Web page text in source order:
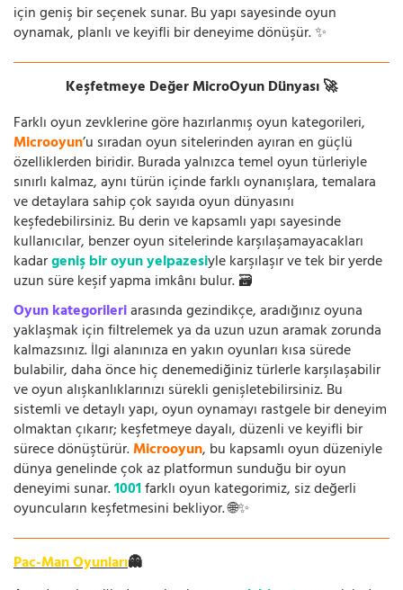
için geniş bir seçenek sunar. Bu yapı sayesinde oyun
oynamak, planlı ve keyifli bir deneyime dönüşür. ✨
Keşfetmeye Değer MicroOyun Dünyası 🚀
Farklı oyun zevklerine göre hazırlanmış oyun kategorileri,
Microoyun’u sıradan oyun sitelerinden ayıran en güçlü
özelliklerden biridir. Burada yalnızca temel oyun türleriyle
sınırlı kalmaz, aynı türün içinde farklı oynanışlara, temalara
ve detaylara sahip çok sayıda oyun dünyasını
keşfedebilirsiniz. Bu derin ve kapsamlı yapı sayesinde
kullanıcılar, benzer oyun sitelerinde karşılaşamayacakları
kadargeniş bir oyun yelpazesiyle karşılaşır ve tek bir yerde
uzun süre keşif yapma imkânı bulur. 🗃️
Oyun kategorileriarasında gezindikçe, aradığınız oyuna
yaklaşmak için filtrelemek ya da uzun uzun aramak zorunda
kalmazsınız. İlgi alanınıza en yakın oyunları kısa sürede
bulabilir, daha önce hiç denemediğiniz türlerle karşılaşabilir
ve oyun alışkanlıklarınızı sürekli genişletebilirsiniz. Bu
sistemli ve detaylı yapı, oyun oynamayı rastgele bir deneyim
olmaktan çıkarır; keşfetmeye dayalı, düzenli ve keyifli bir
sürece dönüştürür.Microoyun, bu kapsamlı oyun düzeniyle
dünya genelinde çok az platformun sunduğu bir oyun
deneyimi sunar.1001farklı oyun kategorimiz, siz değerli
oyuncuların keşfetmesini bekliyor. 🌐✨
Pac-Man Oyunları👻